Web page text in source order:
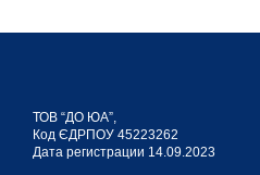
ТОВ “ДО ЮА”,
Код ЄДРПОУ 45223262
Дата регистрации 14.09.2023